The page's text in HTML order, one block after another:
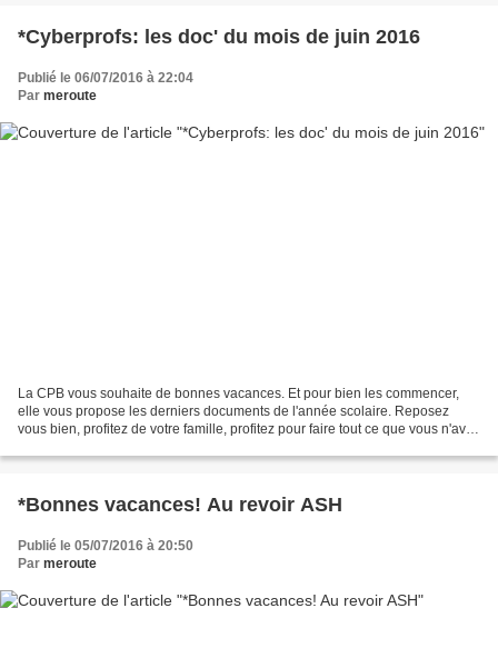
*Cyberprofs: les doc' du mois de juin 2016
Publié le 06/07/2016 à 22:04
Par meroute
La CPB vous souhaite de bonnes vacances. Et pour bien les commencer,
elle vous propose les derniers documents de l'année scolaire. Reposez
vous bien, profitez de votre famille, profitez pour faire tout ce que vous n'avez
*Bonnes vacances! Au revoir ASH
Publié le 05/07/2016 à 20:50
Par meroute